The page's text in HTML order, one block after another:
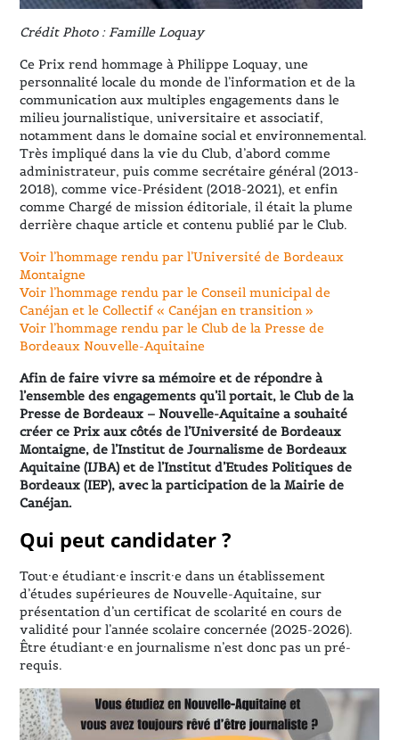
Crédit Photo : Famille Loquay
Ce Prix rend hommage à Philippe Loquay, une
personnalité locale du monde de l’information et de la
communication aux multiples engagements dans le
milieu journalistique, universitaire et associatif,
notamment dans le domaine social et environnemental.
Très impliqué dans la vie du Club, d’abord comme
administrateur, puis comme secrétaire général (2013-
2018), comme vice-Président (2018-2021), et enfin
comme Chargé de mission éditoriale, il était la plume
derrière chaque article et contenu publié par le Club.
Voir l’hommage rendu par l’Université de Bordeaux
Montaigne
Voir l’hommage rendu par le Conseil municipal de
Canéjan et le Collectif « Canéjan en transition »
Voir l’hommage rendu par le Club de la Presse de
Bordeaux Nouvelle-Aquitaine
Afin de faire vivre sa mémoire et de répondre à
l’ensemble des engagements qu’il portait, le Club de la
Presse de Bordeaux – Nouvelle-Aquitaine a souhaité
créer ce Prix aux côtés de l’Université de Bordeaux
Montaigne, de l’Institut de Journalisme de Bordeaux
Aquitaine (IJBA) et de l’Institut d’Etudes Politiques de
Bordeaux (IEP), avec la participation de la Mairie de
Canéjan.
Qui peut candidater ?
Tout·e étudiant·e inscrit·e dans un établissement
d’études supérieures de Nouvelle-Aquitaine, sur
présentation d’un certificat de scolarité en cours de
validité pour l’année scolaire concernée (2025-2026).
Être étudiant·e en journalisme n’est donc pas un pré-
requis.